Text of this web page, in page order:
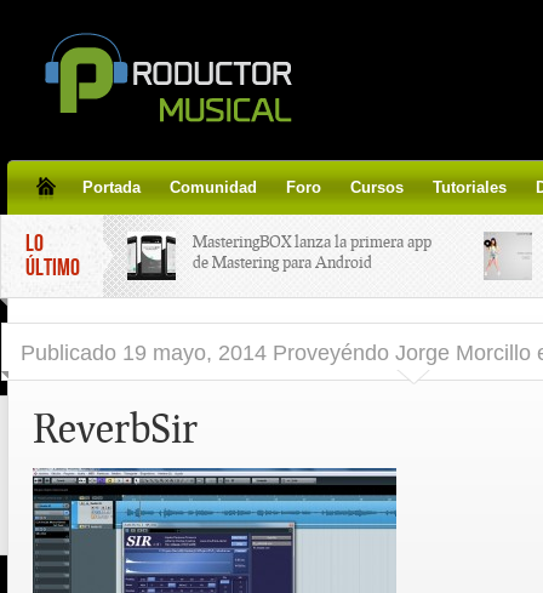
Portada Comunidad Foro Cursos Tutoriales
LO
ÚLTIMO
MasteringBOX lanza la primera app
de Mastering para Android
line gratis!
Korg lanza SDD-3000, el nuevo
pedal de delay.
Tutorial de CLA Effects, aprende a
aplicar efectos a tus voces.
Publicado 19 mayo, 2014 Proveyéndo Jorge Morcillo
ReverbSir